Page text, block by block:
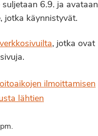
6.9. ja avataan
jotka käynnistyvät.
, jotka ovat
ilmoittamisen
lähtien